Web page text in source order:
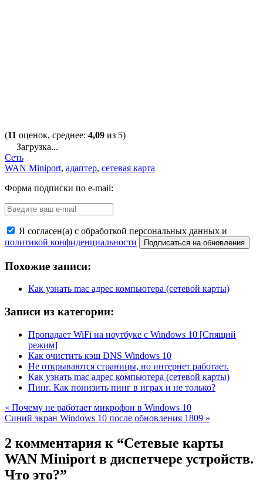
(11 оценок, среднее: 4,09 из 5)
Загрузка...
Сеть
WAN Miniport, адаптер, сетевая карта
Форма подписки по e-mail:
Я согласен(а) с обработкой персональных данных и
политикой конфиденциальности
Похожие записи:
Как узнать mac адрес компьютера (сетевой карты)
Записи из категории:
Пропадает WiFi на ноутбуке с Windows 10 [Спящий
режим]
Как очистить кэш DNS Windows 10
Не открываются страницы, но интернет работает.
Как узнать mac адрес компьютера (сетевой карты)
Пинг. Как понизить пинг в играх и не только?
« Почему не работает микрофон в Windows 10
Синий экран Windows 10 после обновления 1809 »
2 комментария к “Сетевые карты
WAN Miniport в диспетчере устройств.
Что это?”